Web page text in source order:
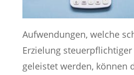
Aufwendungen, welche
Erzielung
geleistet werden, können